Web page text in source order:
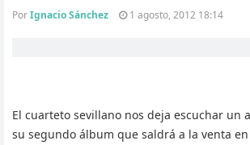
PorIgnacio Sánchez 1 agosto, 2012 18:14
El cuarteto sevillano nos deja escuchar un
su segundo álbum que saldrá a la venta